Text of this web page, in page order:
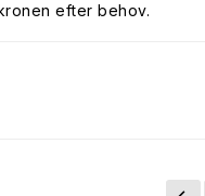
efter behov.